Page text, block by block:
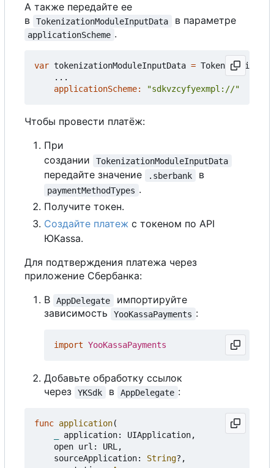
А также передайте ее
в
TokenizationModuleInputData в параметре
applicationScheme .
var tokenizationModuleInputData =
...
applicationScheme:
"sdkvzcyfyexmpl://"
Чтобы провести платёж:
При
создании
TokenizationModuleInputData
передайте значение .sberbank в
paymentMethodTypes .
Получите токен.
Создайте платеж с токеном по API
ЮKassa.
Для подтверждения платежа через
приложение Сбербанка:
В
AppDelegate
импортируйте
зависимость
YooKassaPayments :
import YooKassaPayments
Добавьте обработку ссылок
через
YKSdk в AppDelegate :
func application(
application: UIApplication,
open url : URL,
sourceApplication: String?,